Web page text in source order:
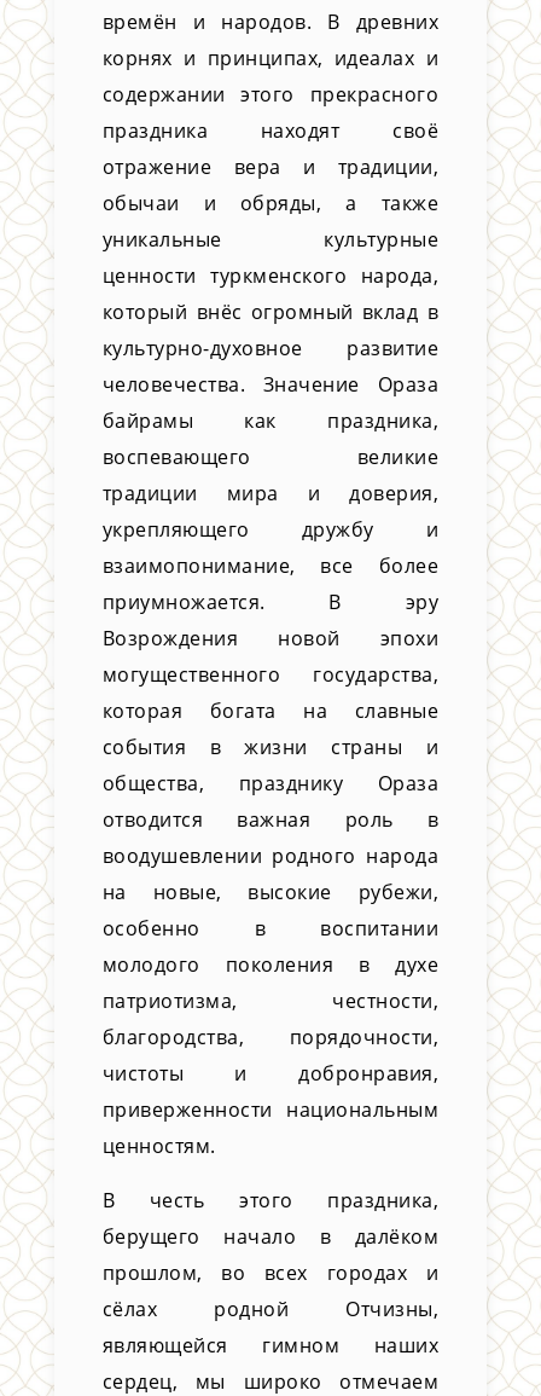
времён и народов. В древних
корнях и принципах, идеалах и
содержании этого прекрасного
праздника находят своё
отражение вера и традиции,
обычаи и обряды, а также
уникальные культурные
ценности туркменского народа,
который внёс огромный вклад в
культурно-духовное развитие
человечества. Значение Ораза
байрамы как праздника,
воспевающего великие
традиции мира и доверия,
укреп­ляющего дружбу и
взаимопонимание, все более
приумножается. В эру
Возрождения новой эпохи
могущественного государства,
которая богата на славные
события в жизни страны и
общества, празднику Ораза
отводится важная роль в
воодушевлении родного народа
на новые, высокие рубежи,
особенно в воспитании
молодого поколения в духе
патриотизма, честности,
благородства, порядочности,
чистоты и добронравия,
приверженности национальным
ценностям.
В честь этого праздника,
берущего начало в далёком
прошлом, во всех городах и
сёлах родной Отчизны,
являющейся гимном наших
сердец, мы широко отмечаем